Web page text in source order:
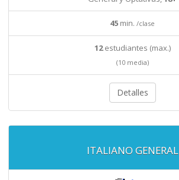
45 min. /clase
12estudiantes (max.)
(10 media)
Detalles
ITALIANO GENERAL